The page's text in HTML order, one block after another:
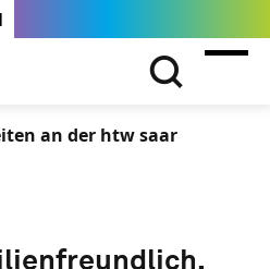
an der htw saar